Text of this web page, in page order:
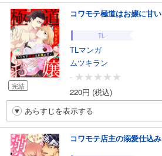
完結
コワモテ極道はお嬢に甘い
TL
TLマンガ
ムツキラン
-
220円 (税込)
あらすじを表示する
コワモテ店主の溺愛仕込み